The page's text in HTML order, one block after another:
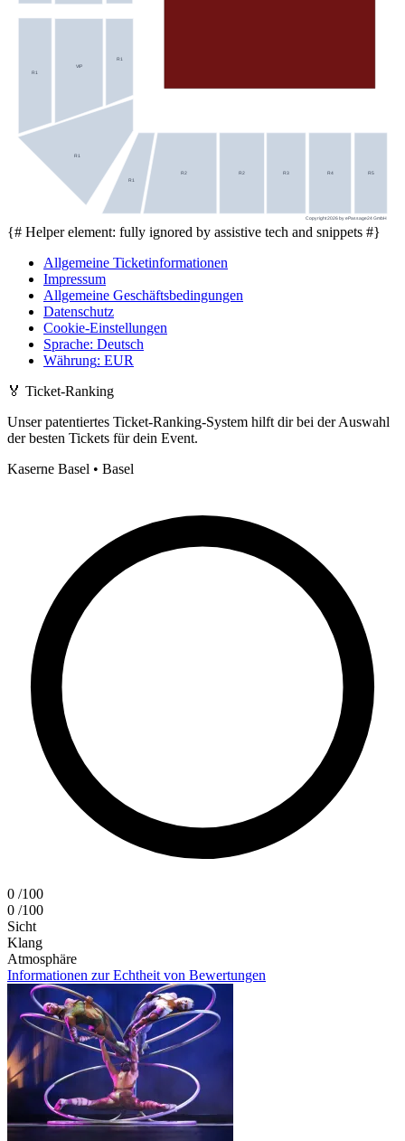
R1
VIP
R1
R1
R1
R2 R2 R3 R4 R5
Copyright 2026 by ePassage24 GmbH
{# Helper element: fully ignored by assistive tech and snippets #}
Allgemeine Ticketinformationen
Impressum
Allgemeine Geschäftsbedingungen
Datenschutz
Cookie-Einstellungen
Sprache: Deutsch
Währung: EUR
🏅 Ticket-Ranking
Unser patentiertes Ticket-Ranking-System hilft dir bei der Auswahl
der besten Tickets für dein Event.
Kaserne Basel • Basel
0 /100
0 /100
Sicht
Klang
Atmosphäre
Informationen zur Echtheit von Bewertungen